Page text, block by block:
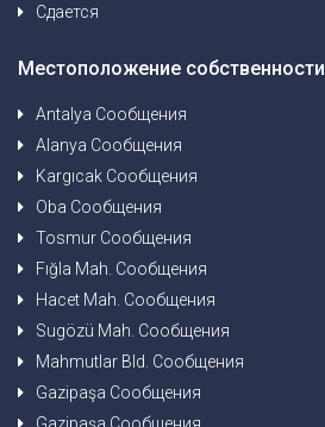
Сдается
Местоположение собственности
Antalya Сообщения
Alanya Сообщения
Kargıcak Сообщения
Oba Сообщения
Tosmur Сообщения
Fığla Mah. Сообщения
Hacet Mah. Сообщения
Sugözü Mah. Сообщения
Mahmutlar Bld. Сообщения
Gazipaşa Сообщения